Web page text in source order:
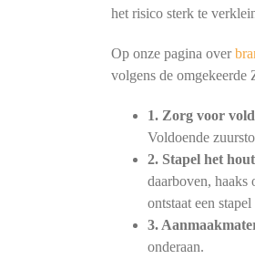
het risico sterk te
Op onze pagina over
volgens de omgekeerde
1. Zorg voor
Voldoende
2. Stapel het
daarboven, haaks
ontstaat een
3.
onderaan.